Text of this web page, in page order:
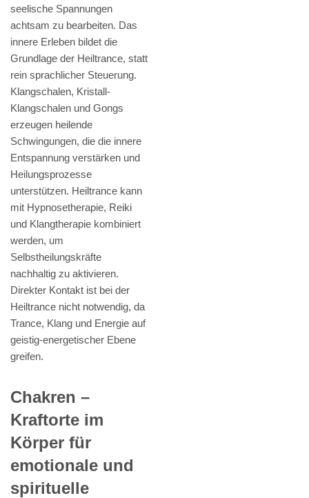
seelische Spannungen
achtsam zu bearbeiten. Das
innere Erleben bildet die
Grundlage der Heiltrance, statt
rein sprachlicher Steuerung.
Klangschalen, Kristall-
Klangschalen und Gongs
erzeugen heilende
Schwingungen, die die innere
Entspannung verstärken und
Heilungsprozesse
unterstützen. Heiltrance kann
mit Hypnosetherapie, Reiki
und Klangtherapie kombiniert
werden, um
Selbstheilungskräfte
nachhaltig zu aktivieren.
Direkter Kontakt ist bei der
Heiltrance nicht notwendig, da
Trance, Klang und Energie auf
geistig-energetischer Ebene
greifen.
Chakren –
Kraftorte im
Körper für
emotionale und
spirituelle